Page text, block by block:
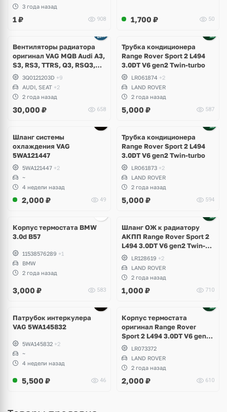
3 года назад
1 ₽ 908 1,700 ₽ 50
Вентиляторы радиатора
оригинал VAG MQB Audi A3,
S3, RS3, TTRS, Q3, RSQ3,
Volkswagen Tiguan 2,
Allspace, Arteon, Passat B8,
Multivan, Transporter T6,
Skoda Kodiaq, Karoq,
Superb
3Q0121203D +9
AUDI, SEAT +2
2 года назад
30,000 ₽ 658
Трубка кондиционера
Range Rover Sport 2 L494
3.0DT V6 gen2 Twin-turbo
LR061874 +2
LAND ROVER
2 года назад
5,000 ₽ 587
Шланг системы
охлаждения VAG
5WA121447
5WA121447 +2
~
4 недели назад
2,000 ₽ 49
Трубка кондиционера
Range Rover Sport 2 L494
3.0DT V6 gen2 Twin-turbo
LR061873 +2
LAND ROVER
2 года назад
5,000 ₽ 594
Корпус термостата BMW
3.0d B57
11538576289 +1
BMW
2 года назад
3,000 ₽ 583
Шланг ОЖ к радиатору
АКПП Range Rover Sport 2
L494 3.0DT V6 gen2 Twin-
turboLR128619 +2
LAND ROVER
2 года назад
1,000 ₽ 710
Патрубок интеркулера
VAG 5WA145832
5WA145832 +2
~
4 недели назад
5,500 ₽ 46
Корпус термостата
оригинал Range Rover
Sport 2 L494 3.0DT V6 gen2
Twin-turbo
LR073372
LAND ROVER
2 года назад
2,000 ₽ 610